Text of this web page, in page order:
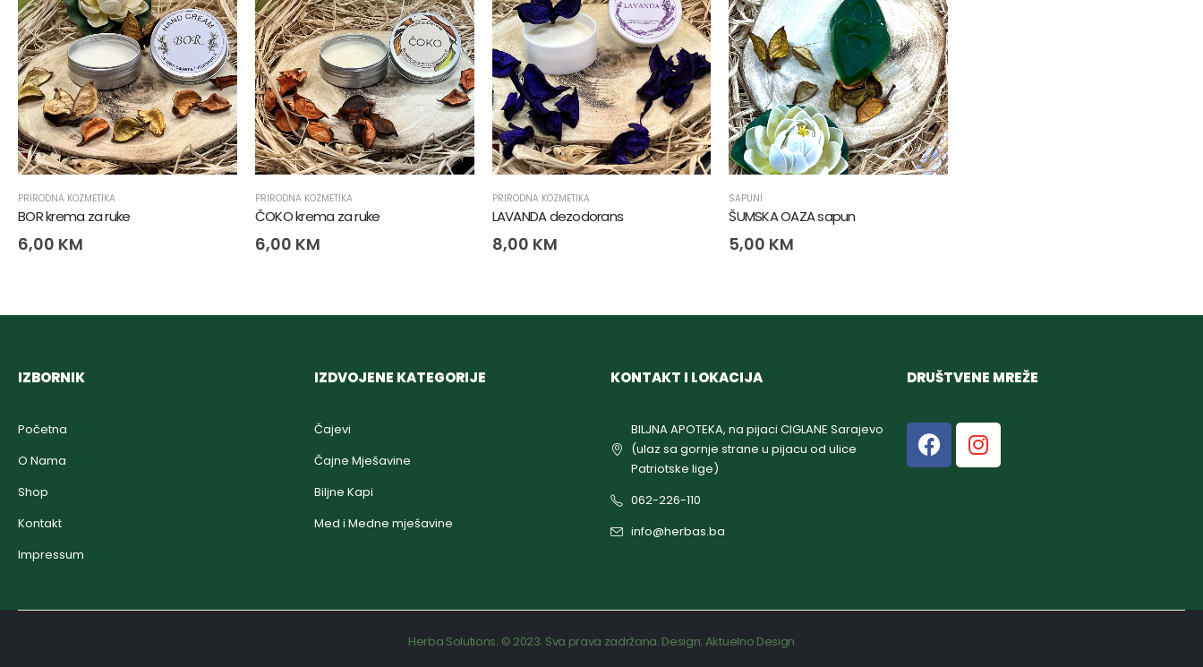
PRIRODNA KOZMETIKA
BOR krema za ruke
6,00 KM
PRIRODNA KOZMETIKA
ČOKO krema za ruke
6,00 KM
PRIRODNA KOZMETIKA
LAVANDA dezodorans
8,00 KM
SAPUNI
ŠUMSKA OAZA sapun
5,00 KM
IZBORNIK
Početna
O Nama
Shop
Kontakt
Impressum
IZDVOJENE KATEGORIJE
Čajevi
Čajne Mješavine
Biljne Kapi
Med i Medne mješavine
KONTAKT I LOKACIJA
BILJNA APOTEKA, na pijaci CIGLANE Sarajevo
(ulaz sa gornje strane u pijacu od ulice
Patriotske lige)
062-226-110
info@herbas.ba
DRUŠTVENE MREŽE
Herba Solutions. © 2023. Sva prava zadržana. Design: Aktuelno Design